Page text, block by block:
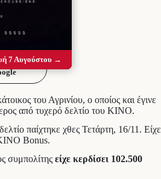
Voice ως
του Αγρινίου, ο οποίος και έγινε
από τυχερό δελτίο του ΚΙΝΟ.
παίχτηκε χθες Τετάρτη, 16/11. Είχε
Bonus.
συμπολίτης είχε κερδίσει 102.500
7 Αυγούστου →